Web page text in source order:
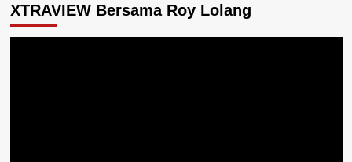
XTRAVIEW Bersama Roy Lolang